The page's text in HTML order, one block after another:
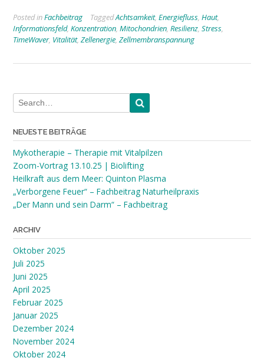
Posted inFachbeitrag TaggedAchtsamkeit, Energiefluss, Haut,
Informationsfeld, Konzentration, Mitochondrien, Resilienz, Stress,
TimeWaver, Vitalität, Zellenergie, Zellmembranspannung
NEUESTE BEITRÄGE
Mykotherapie – Therapie mit Vitalpilzen
Zoom-Vortrag 13.10.25 | Biolifting
Heilkraft aus dem Meer: Quinton Plasma
„Verborgene Feuer“ – Fachbeitrag Naturheilpraxis
„Der Mann und sein Darm“ – Fachbeitrag
ARCHIV
Oktober 2025
Juli 2025
Juni 2025
April 2025
Februar 2025
Januar 2025
Dezember 2024
November 2024
Oktober 2024